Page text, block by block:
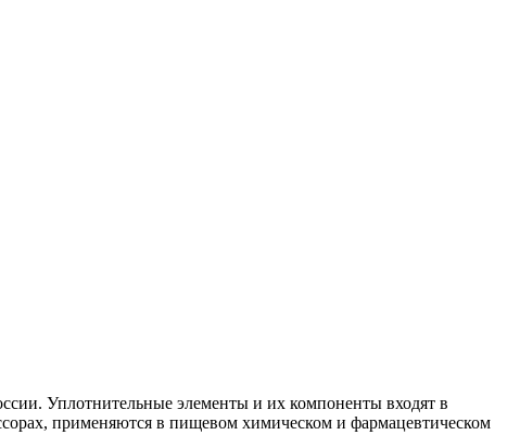
Уплотнительные элементы и их компоненты входят в
применяются в пищевом химическом и фармацевтическом